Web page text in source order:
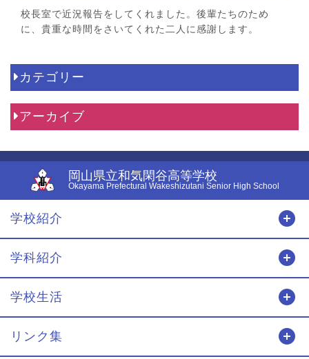
校長室で近況報告をしてくれました。後輩たちのため
に、貴重な時間をさいてくれた二人に感謝します。
カテゴリー
アーカイブ
岡山県立和気閑谷高等学校
Okayama Prefectural Wakeshizutani Senior High School
学校紹介
学科紹介
学校生活
リンク集